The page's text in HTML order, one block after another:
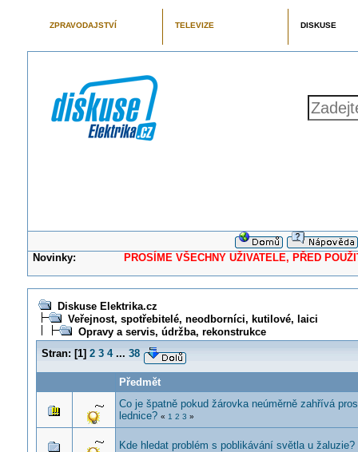
ZPRAVODAJSTVÍ TELEVIZE DISKUSE
Novinky: PROSÍME VŠECHNY UŽIVATELE, PŘED
Diskuse Elektrika.cz
Veřejnost, spotřebitelé, neodborníci, kutilové, laici
Opravy a servis, údržba, rekonstrukce
Stran: [1] 2 3 4 ... 38
Předmět
Co je špatně pokud žárovka neúměrně zahřívá
lednice? « 1 2 3 »
Kde hledat problém s poblikávání světla u žaluzie?